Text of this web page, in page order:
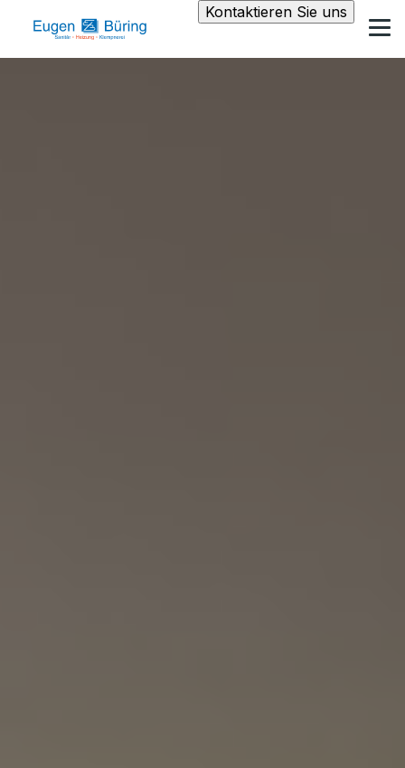
Kontaktieren Sie uns